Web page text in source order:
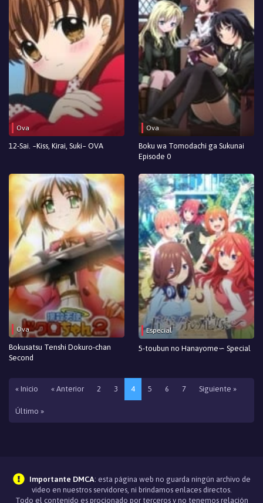
Ova
12-Sai. ~Kiss, Kirai, Suki~ OVA
Ova
Boku wa Tomodachi ga Sukunai
Episode 0
Ova
Bokusatsu Tenshi Dokuro-chan
Second
Especial
5-toubun no Hanayome∽ Special
« Inicio « Anterior 2 3 4 5 6 7 Siguiente »
Último »
Importante DMCA: esta página web no guarda ningún archivo de
video en nuestros servidores, ni brindamos enlaces directos.
Todo el contenido es procionado por terceros y no tenemos relación